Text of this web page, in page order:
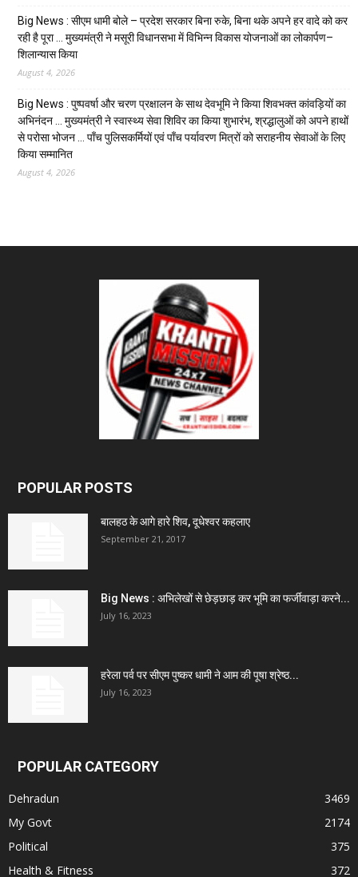
Big News : सीएम धामी बोले – प्रदेश सरकार बिना रुके, बिना थके अपने हर वादे को कर
रही है पूरा … मुख्यमंत्री ने मसूरी विधानसभा में विभिन्न विकास योजनाओं का लोकार्पण–
शिलान्यास किया
August 4, 2026
Big News : पुष्पवर्षा और चरण प्रक्षालन के साथ देवभूमि ने किया शिवभक्त कांवड़ियों का
अभिनंदन … मुख्यमंत्री ने स्वास्थ्य सेवा शिविर का किया शुभारंभ, श्रद्धालुओं को अपने हाथों
से परोसा भोजन … पाँच पुलिसकर्मियों एवं पाँच पर्यावरण मित्रों को सराहनीय सेवाओं के लिए
किया सम्मानित
August 4, 2026
POPULAR POSTS
बालहठ के आगे हारे शिव, दूधेश्वर कहलाए
September 21, 2017
Big News : अभिलेखों से छेड़छाड़ कर भूमि का फर्जीवाड़ा करने...
July 16, 2023
हरेला पर्व पर सीएम पुष्कर धामी ने आम की पूषा श्रेष्ठ...
July 16, 2023
POPULAR CATEGORY
Dehradun
3469
My Govt
2174
Political
375
Health & Fitness
372